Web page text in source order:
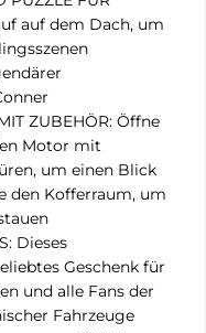
auf dem Dach, um
ZUBEHÖR: Öffne
Motor mit
um einen Blick
den Kofferraum, um
Dieses
Geschenk für
und alle Fans der
Fahrzeuge